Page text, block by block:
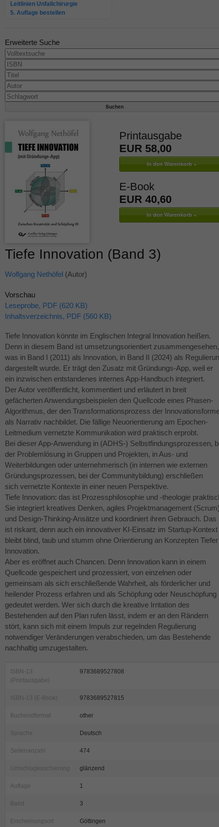
Leitlinien Unfallchirurgie
5. Auflage bestellen
Erweiterte Suche
Printausgabe
EUR 58,00
E-Book
EUR 40,60
Tiefe Innovation (Band 3)
Wolfgang Nethöfel (Autor)
Vorschau
Leseprobe, PDF (620 KB)
Inhaltsverzeichnis, PDF (560 KB)
Tiefe Innovation könnte im Englischen Integral Innovation heißen.
Denn in diesem Band ist umsetzungsorientiert zusammengesehen,
was in Band I (2011) als Innovation, in Band II (2024) als
dargestellt wurde. Er trägt den Zusatz mit Gründungs-App, weil er
ein inzwischen entstandenes internes App-Handbuch integriert.
Der Autor veröffentlicht, kommentiert und erläutert in breit
gefächerten Anwendungsbeispielen den Quellcode eines Phasen-
Algorithmus, der den Transformationsprozess der
als Narrativ nachbildet. Die fällige Neuorientierung am Epochen-
Leitmedium vernetzte Kommunikation wird praktisch erprobt.
Bei dieser App-Anwendung in (ADHS-) Selbstfindungsprozessen,
der Problemlösung in Gruppen und Projekten, in Aus- und
Weiterbildungen oder unternehmerisch (in internen wie externen
Gründungsprozessen, bei der Communitybildung) erschließen
sich vernetzte Kontexte in einer neuen Perspektive.
Tiefe Innovation: das ist Prozessphilosophie und -theologie
Sie integriert kreatives Denken, agiles Projektmanagement
und Design-Thinking-Ansätze und koordiniert ihren Gebrauch. Das
ist riskant, denn auch ein innovativer KI-Einsatz im Startup-Kontext
bleibt blind, taub und stumm ohne Orientierung an Konzepten Tiefer
Innovation.
Aber es eröffnet auch Chancen. Denn Innovation kann in einem
Quellcode gespeichert und prozessiert, von einzelnen oder
gemeinsam als sich erschließende Wahrheit, als förderlicher und
heilender Prozess erfahren und als Schöpfung oder Neuschöpfung
gedeutet werden. Wer sich durch die kreative Irritation des
Bestehenden auf den Plan rufen lässt, indem er an den Rändern
stört, kann sich mit einem Impuls zur regelnden Regulierung
notwendiger Veränderungen verabschieden, um das Bestehende
nachhaltig umzugestalten.
ISBN-13
(Printausgabe)
9783689527808
ISBN-13 (E-Book) 9783689527815
Buchendformat other
Sprache Deutsch
Seitenanzahl 474
Umschlagkaschierung glänzend
Auflage 1
Band 3
Erscheinungsort Göttingen